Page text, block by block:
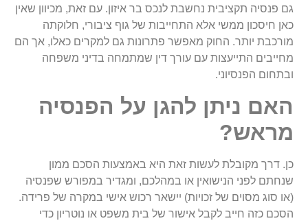
גם פנסיה תקציבית נחשבת לנכס בר איזון. עם זאת, מכיוון שאין
כאן חיסכון ממשי אלא התחייבות של גוף ציבורי, חלוקתה
מורכבת יותר. החוק מאפשר פתרונות גם למקרים כאלו, אך הם
מחייבים התייעצות עם עורך דין שמתמחה בדיני משפחה
ובתחום הפנסיוני.
האם ניתן להגן על הפנסיה
מראש?
כן. דרך מקובלת לעשות זאת היא באמצעות הסכם ממון
שנחתם לפני הנישואין או במהלכם, ומגדיר במפורש שפנסיה
(או סוג מסוים של זכויות) יישאר רכוש אישי במקרה של פרידה.
הסכם כזה חייב לקבל אישור של בית משפט או נוטריון כדי